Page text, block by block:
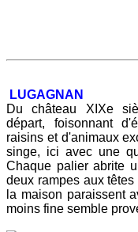
LUGAGNAN
Du château XIXe
départ, foisonnant
raisins et d'animaux
singe, ici avec une
Chaque palier abrite
deux rampes aux
la maison paraissent
moins fine semble